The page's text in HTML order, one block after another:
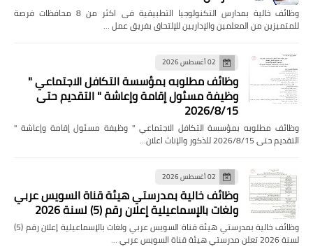
وظائف خالية بمدارس التكنولوجيا التطبيقية فى اكثر من 8 محافظات فرصة
للمتميزين من المعلمين والإداريين للإلتحاق بفريق عمل …
02 أغسطس 2026
وظائف مطلوبه بمؤسسة التكافل الاجتماعي "
وظيفة مسئول إقامة وإعاشة " التقديم حتى
2026/8/15
وظائف مطلوبه بمؤسسة التكافل الاجتماعي " وظيفة مسئول إقامة وإعاشة "
التقديم حتى 2026/8/15 للذكور والإناث اعلان…
02 أغسطس 2026
وظائف خالية بمدرستي هيئة قناة السويس عربي
ولغات بالإسماعيلية إعلان رقم (5) لسنة 2026
وظائف خالية بمدرستي هيئة قناة السويس عربي ولغات بالإسماعيلية إعلان رقم (5)
لسنة 2026 تعلن مدرستي هيئة قناة السويس عربي …